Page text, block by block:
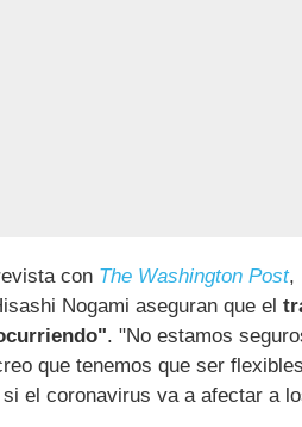
con The Washington Post,
Nogami aseguran que el
. "No estamos
que tenemos que ser
si el coronavirus va a afectar a